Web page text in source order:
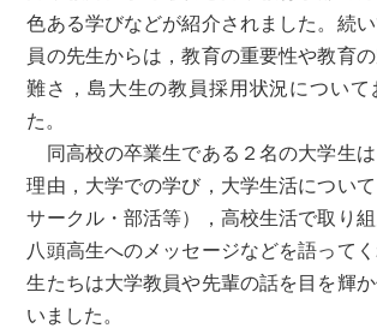
色ある学びなどが紹介されました。続
員の先生からは，教育の重要性や教育
難さ，島大生の教員採用状況について
た。
同高校の卒業生である２名の大学生
理由，大学での学び，大学生活につい
サークル・部活等），高校生活で取り
八頭高生へのメッセージなどを語って
生たちは大学教員や先輩の話を目を輝
いました。